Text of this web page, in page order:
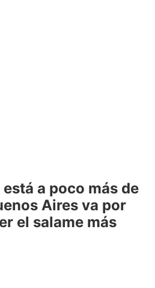
a poco más de
Aires va por
el salame más